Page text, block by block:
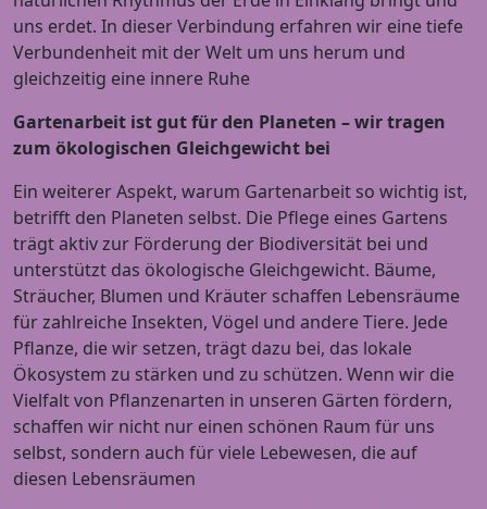
uns erdet. In dieser Verbindung erfahren wir eine tiefe
Verbundenheit mit der Welt um uns herum und
gleichzeitig eine innere Ruhe
Gartenarbeit ist gut für den Planeten – wir tragen
zum ökologischen Gleichgewicht bei
Ein weiterer Aspekt, warum Gartenarbeit so wichtig ist,
betrifft den Planeten selbst. Die Pflege eines Gartens
trägt aktiv zur Förderung der Biodiversität bei und
unterstützt das ökologische Gleichgewicht. Bäume,
Sträucher, Blumen und Kräuter schaffen Lebensräume
für zahlreiche Insekten, Vögel und andere Tiere. Jede
Pflanze, die wir setzen, trägt dazu bei, das lokale
Ökosystem zu stärken und zu schützen. Wenn wir die
Vielfalt von Pflanzenarten in unseren Gärten fördern,
schaffen wir nicht nur einen schönen Raum für uns
selbst, sondern auch für viele Lebewesen, die auf
diesen Lebensräumen